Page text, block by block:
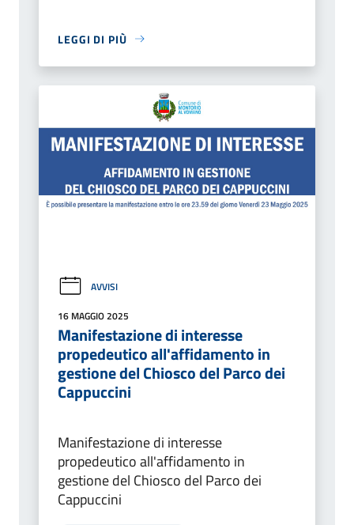
LEGGI DI PIÙ
AVVISI
16 MAGGIO 2025
Manifestazione di interesse
propedeutico all'affidamento in
gestione del Chiosco del Parco dei
Cappuccini
Manifestazione di interesse
propedeutico all'affidamento in
gestione del Chiosco del Parco dei
Cappuccini